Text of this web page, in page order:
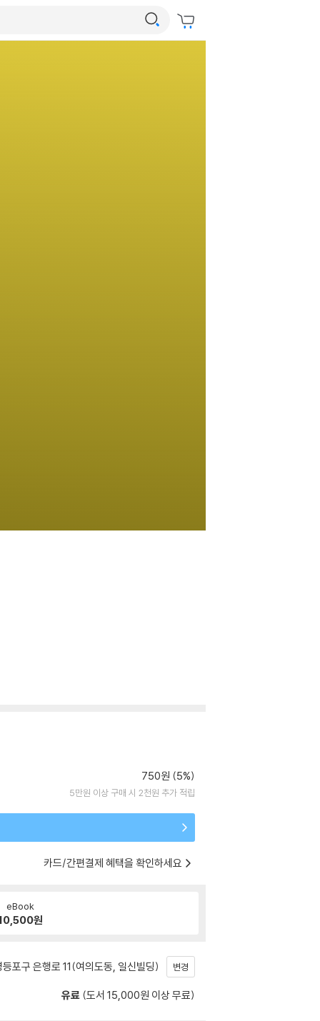
750원 (5%)
5만원 이상 구매 시 2천원 추가 적립
카드/간편결제 혜택을 확인하세요
eBook
원
포구 은행로 11(여의도동, 일신빌딩) 변경
유료 (도서 15,000원 이상 무료)